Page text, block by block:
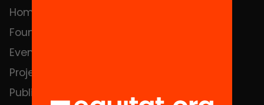
Home
Foundation
Events
Projects
Publications and videos